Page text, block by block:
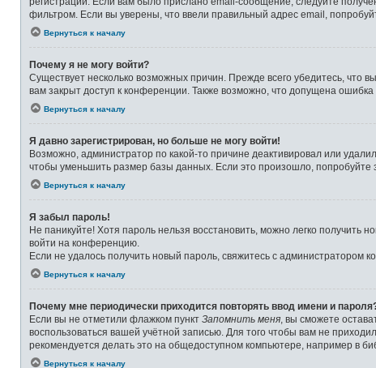
фильтром. Если вы уверены, что ввели правильный адрес email,
Вернуться к началу
Почему я не могу войти?
Существует несколько возможных причин. Прежде всего убедитесь, что
вам закрыт доступ к конференции. Также возможно, что допущена
Вернуться к началу
Я давно зарегистрирован, но больше не могу войти!
Возможно, администратор по какой-то причине деактивировал или
чтобы уменьшить размер базы данных. Если это произошло, попробуйте
Вернуться к началу
Я забыл пароль!
Не паникуйте! Хотя пароль нельзя восстановить, можно легко
войти на конференцию.
Если не удалось получить новый пароль, свяжитесь с администратором
Вернуться к началу
Почему мне периодически приходится повторять ввод имени и
Если вы не отметили флажком пункт Запомнить меня , вы сможете
воспользоваться вашей учётной записью. Для того чтобы вам не
рекомендуется делать это на общедоступном компьютере, например в
Вернуться к началу